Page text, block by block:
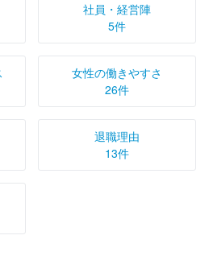
社員・経営陣
5件
女性の働きやすさ
26件
退職理由
13件